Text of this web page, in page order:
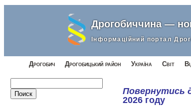
Дрогобиччина —
Інформаційний портал
Дрогобич Дрогобицький район Україна Світ
Повернутись
2026 году